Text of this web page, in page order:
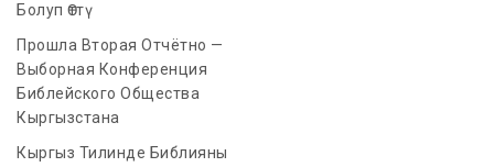
Болуп Өттү
Прошла Вторая Отчётно —
Выборная Конференция
Библейского Общества
Кыргызстана
Кыргыз Тилинде Библияны